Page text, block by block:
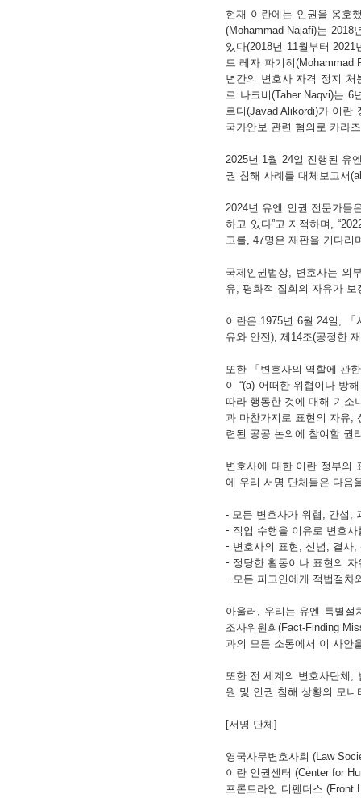
현재 이란에는 인권을 옹호
(Mohammad Najafi)는 2018
있다(2018년 11월부터
드 레자 파기히(Mohammad
년간의 변호사 자격 정지
르 나크비(Taher Naqvi)는 6
르디(Javad Alikordi)가 이란
국가안보 관련 혐의로 카라
2025년 1월 24일 진행된 유
권 침해 사례를 대체보고서
2024년 유엔 인권 전문가들
하고 있다”고 지적하며,
고를, 47명은 재판을 기다리
국제인권법상, 변호사는 외
유, 평화적 집회의 자유가 보
이란은 1975년 6월 24일,
유와 안전), 제14조(공정한
또한 「변호사의 역할에 관
이 “(a) 어떠한 위협이나 방
따라 행동한 것에 대해 기소
과 마찬가지로 표현의 자유,
련된 공공 논의에 참여할 권
변호사에 대한 이란 정부의
에 우리 서명 단체들은 다음
- 모든 변호사가 위협, 간섭,
- 직업 수행을 이유로 변호사
- 변호사의 표현, 신념, 결사
- 정당한 활동이나 표현의
- 모든 피고인에게 적법절차
아울러, 우리는 유엔 특별
조사위원회(Fact-Finding
과의 모든 소통에서 이 사안
또한 전 세계의 변호사단체,
원 및 인권 침해 상황의 모
[서명 단체]
영국사무변호사회 (Law
이란 인권센터 (Center for
프론트라인 디펜더스 (Front